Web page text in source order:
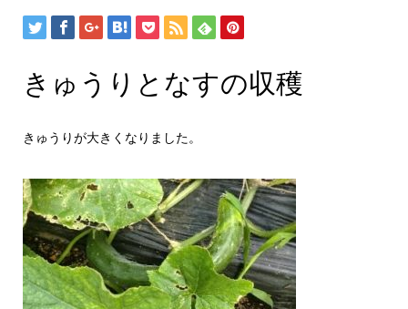
きゅうりとなすの収穫
きゅうりが大きくなりました。